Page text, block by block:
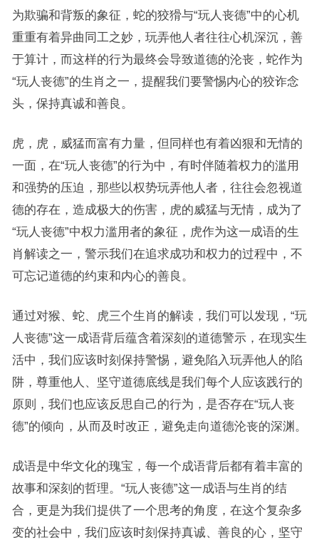
为欺骗和背叛的象征，蛇的狡猾与“玩人丧德”中的心机
重重有着异曲同工之妙，玩弄他人者往往心机深沉，善
于算计，而这样的行为最终会导致道德的沦丧，蛇作为
“玩人丧德”的生肖之一，提醒我们要警惕内心的狡诈念
头，保持真诚和善良。
虎，虎，威猛而富有力量，但同样也有着凶狠和无情的
一面，在“玩人丧德”的行为中，有时伴随着权力的滥用
和强势的压迫，那些以权势玩弄他人者，往往会忽视道
德的存在，造成极大的伤害，虎的威猛与无情，成为了
“玩人丧德”中权力滥用者的象征，虎作为这一成语的生
肖解读之一，警示我们在追求成功和权力的过程中，不
可忘记道德的约束和内心的善良。
通过对猴、蛇、虎三个生肖的解读，我们可以发现，“玩
人丧德”这一成语背后蕴含着深刻的道德警示，在现实生
活中，我们应该时刻保持警惕，避免陷入玩弄他人的陷
阱，尊重他人、坚守道德底线是我们每个人应该践行的
原则，我们也应该反思自己的行为，是否存在“玩人丧
德”的倾向，从而及时改正，避免走向道德沦丧的深渊。
成语是中华文化的瑰宝，每一个成语背后都有着丰富的
故事和深刻的哲理。“玩人丧德”这一成语与生肖的结
合，更是为我们提供了一个思考的角度，在这个复杂多
变的社会中，我们应该时刻保持真诚、善良的心，坚守